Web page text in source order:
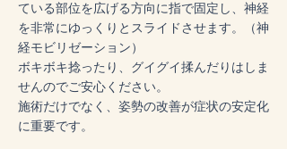
ている部位を広げる方向に指で固定し、神経
を非常にゆっくりとスライドさせます。（神
経モビリゼーション）
ボキボキ捻ったり、グイグイ揉んだりはしま
せんのでご安心ください。
施術だけでなく、姿勢の改善が症状の安定化
に重要です。